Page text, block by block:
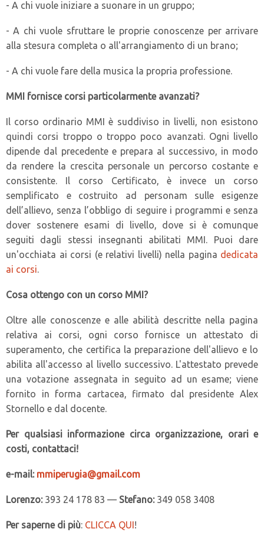
- A chi vuole iniziare a suonare in un gruppo;
- A chi vuole sfruttare le proprie conoscenze per arrivare
alla stesura completa o all'arrangiamento di un brano;
- A chi vuole fare della musica la propria professione.
MMI fornisce corsi particolarmente avanzati?
Il corso ordinario MMI è suddiviso in livelli, non esistono
quindi corsi troppo o troppo poco avanzati. Ogni livello
dipende dal precedente e prepara al successivo, in modo
da rendere la crescita personale un percorso costante e
consistente. Il corso Certificato, è invece un corso
semplificato e costruito ad personam sulle esigenze
dell’allievo, senza l’obbligo di seguire i programmi e senza
dover sostenere esami di livello, dove si è comunque
seguiti dagli stessi insegnanti abilitati MMI. Puoi dare
un'occhiata ai corsi (e relativi livelli) nella pagina dedicata
ai corsi.
Cosa ottengo con un corso MMI?
Oltre alle conoscenze e alle abilità descritte nella pagina
relativa ai corsi, ogni corso fornisce un attestato di
superamento, che certifica la preparazione dell'allievo e lo
abilita all'accesso al livello successivo. L'attestato prevede
una votazione assegnata in seguito ad un esame; viene
fornito in forma cartacea, firmato dal presidente Alex
Stornello e dal docente.
Per qualsiasi informazione circa organizzazione, orari e
costi, contattaci!
e-mail: mmiperugia@gmail.com
Lorenzo: 393 24 178 83 — Stefano: 349 058 3408
Per saperne di più: CLICCA QUI!